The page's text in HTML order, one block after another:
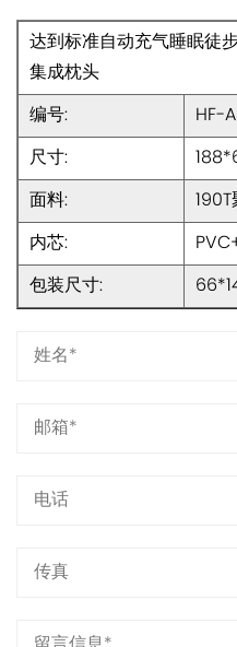
达到标准自动充气睡眠徒
集成枕头
编号:
HF-
尺寸:
面料:
内芯:
包装尺寸: